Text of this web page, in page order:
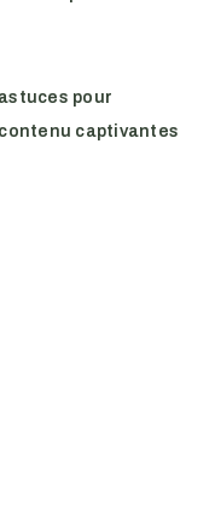
pour
captivantes